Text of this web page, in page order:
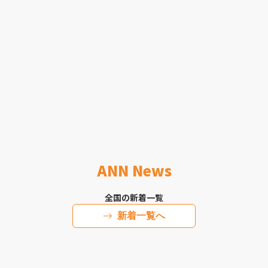
ANN News
全国の新着一覧
新着一覧へ